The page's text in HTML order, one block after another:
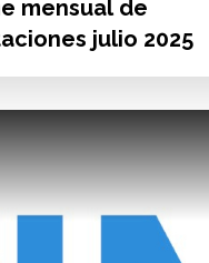
mensual de
julio 2025